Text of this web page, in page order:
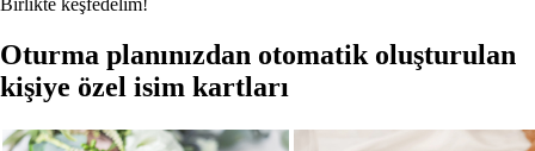
Birlikte keşfedelim!
Oturma planınızdan otomatik oluşturulan
kişiye özel isim kartları